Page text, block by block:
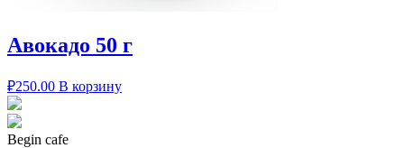
Авокадо 50 г
₽250.00 В корзину
Begin cafe